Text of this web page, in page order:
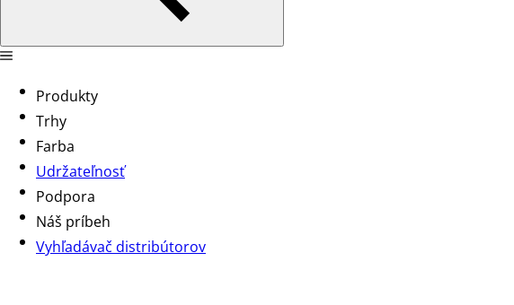
Produkty
Trhy
Farba
Udržateľnosť
Podpora
Náš príbeh
Vyhľadávač distribútorov